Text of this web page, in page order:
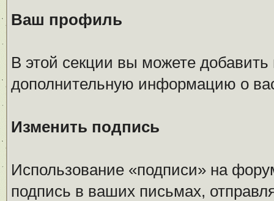
Ваш профиль
В этой секции вы можете
дополнительную информацию о
Изменить подпись
Использование «подписи» на
подпись в ваших письмах,